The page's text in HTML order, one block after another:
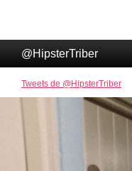
@HipsterTriber
Tweets de @HipsterTriber